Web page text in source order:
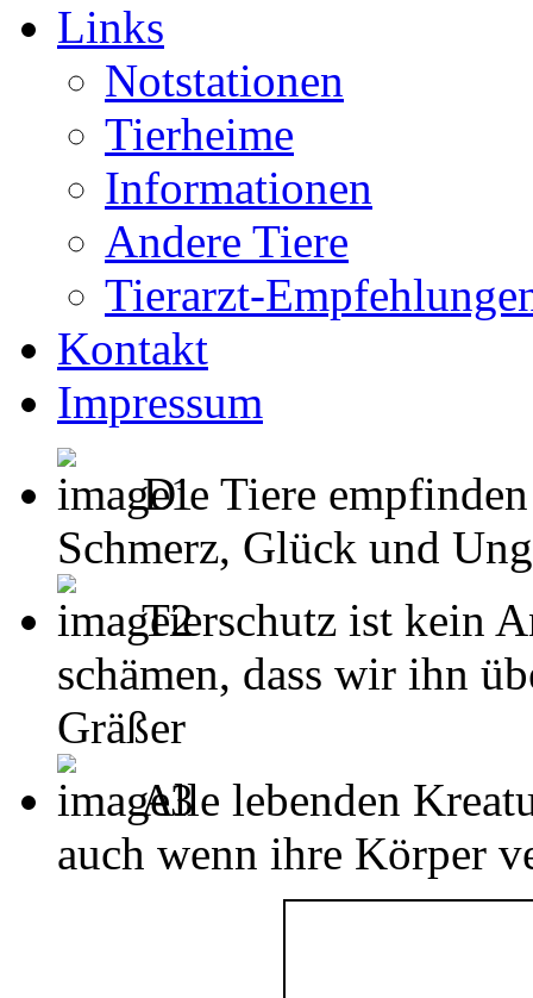
Links
Notstationen
Tierheime
Informationen
Andere Tiere
Tierarzt-
Kontakt
Impressum
Die Tiere
Schmerz, Glück und
Tierschutz ist kein
schämen, dass wir ihn
Gräßer
Alle lebenden
auch wenn ihre Körper